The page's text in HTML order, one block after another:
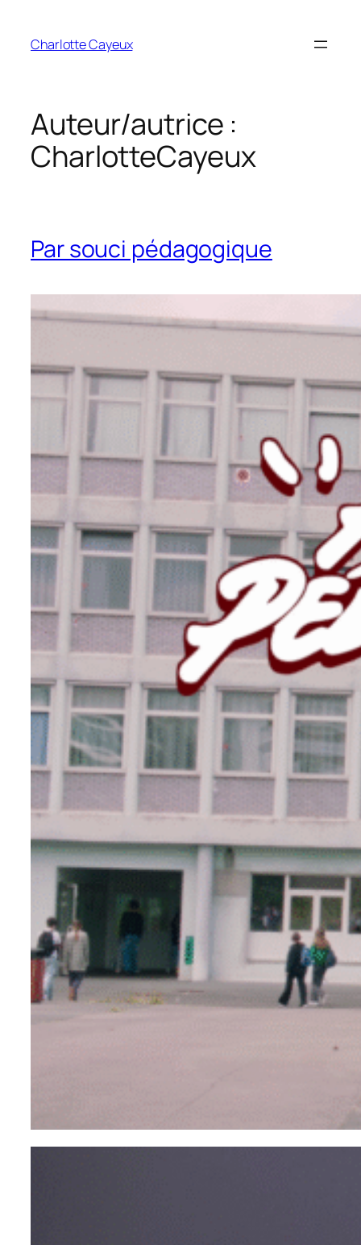
contenu
Charlotte Cayeux
Auteur/autrice :
CharlotteCayeux
Par souci pédagogique